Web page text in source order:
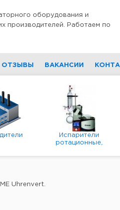
оборудования и
производителей. Работаем по
ОТЗЫВЫ ВАКАНСИИ
Испарители
ротационные,
вакуумные
Uhrenvert.